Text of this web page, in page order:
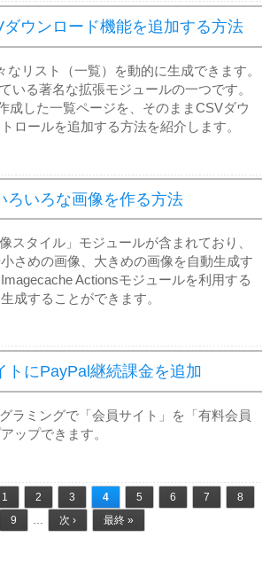
ウンロード機能を追加する方法
なリスト（一覧）を動的に生成できます。
いる著名な拡張モジュールの一つです。
成した一覧ページを、そのままCSVダウ
ロールを追加する方法を紹介します。
ろいろな画像を作る方法
スタイル」モジュールが含まれており、
さめの画像、大きめの画像を自動生成す
Actionsモジュールを利用する
成することができます。
トにPayPal継続課金を追加
ラミングで「会員サイト」を「有料会員
ップできます。
1 2 3 4 5 6 7
8
9
… 次 › 最終 »